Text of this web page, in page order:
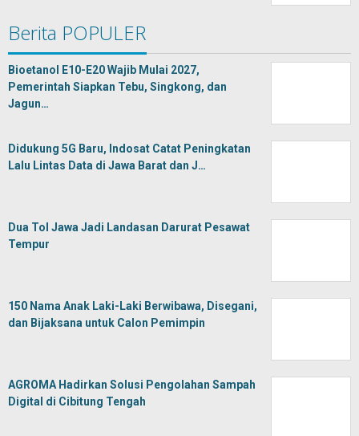
Berita POPULER
Bioetanol E10-E20 Wajib Mulai 2027,
Pemerintah Siapkan Tebu, Singkong, dan
Jagun…
Didukung 5G Baru, Indosat Catat Peningkatan
Lalu Lintas Data di Jawa Barat dan J…
Dua Tol Jawa Jadi Landasan Darurat Pesawat
Tempur
150 Nama Anak Laki-Laki Berwibawa, Disegani,
dan Bijaksana untuk Calon Pemimpin
AGROMA Hadirkan Solusi Pengolahan Sampah
Digital di Cibitung Tengah